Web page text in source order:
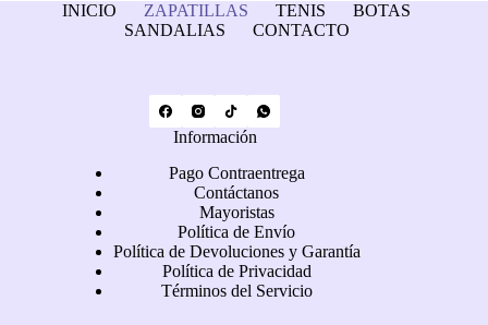
INICIO ZAPATILLAS TENIS
BOTAS
SANDALIAS
CONTACTO
Información
Pago Contraentrega
Contáctanos
Mayoristas
Política de Envío
Política de Devoluciones y Garantía
Política de Privacidad
Términos del Servicio